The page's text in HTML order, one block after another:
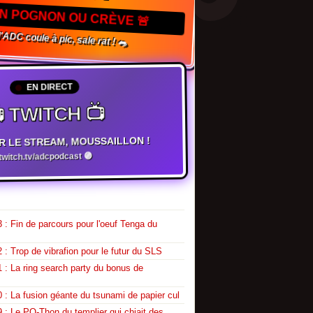
POGNON OU CRÈVE 🚨
coule à pic, sale rat ! 🐀
EN DIRECT
TWITCH 📺
LE STREAM, MOUSSAILLON !
adcpodcast 🟣
: Fin de parcours pour l'oeuf Tenga du
: Trop de vibrafion pour le futur du SLS
: La ring search party du bonus de
: La fusion géante du tsunami de papier cul